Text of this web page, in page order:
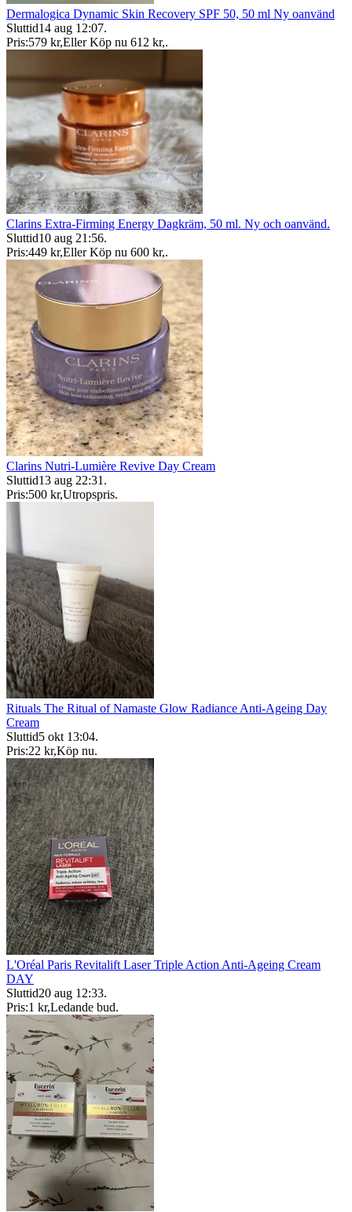
Dermalogica Dynamic Skin Recovery SPF 50, 50 ml Ny oanvänd
Sluttid14 aug 12:07.
Pris:579 kr,Eller Köp nu 612 kr,.
Clarins Extra-Firming Energy Dagkräm, 50 ml. Ny och oanvänd.
Sluttid10 aug 21:56.
Pris:449 kr,Eller Köp nu 600 kr,.
Clarins Nutri-Lumière Revive Day Cream
Sluttid13 aug 22:31 .
Pris:500 kr,Utropspris.
Rituals The Ritual of Namaste Glow Radiance Anti-Ageing Day
Cream
Sluttid5 okt 13:04.
Pris:22 kr,Köp nu.
L'Oréal Paris Revitalift Laser Triple Action Anti-Ageing Cream
DAY
Sluttid20 aug 12:33.
Pris:1 kr,Ledande bud.